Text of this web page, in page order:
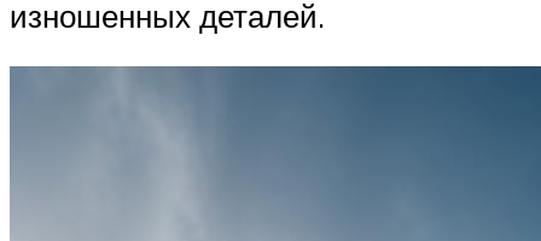
изношенных деталей.